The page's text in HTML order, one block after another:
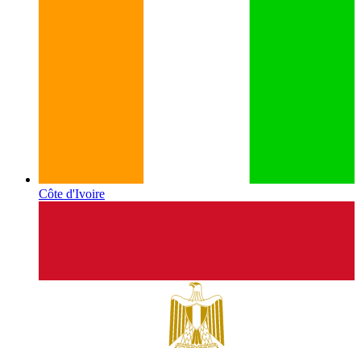
Côte d'Ivoire